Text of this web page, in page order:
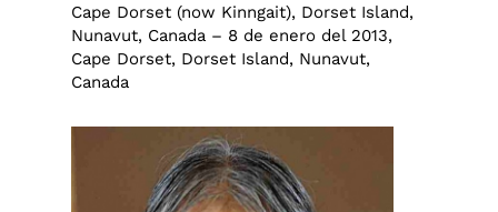
Cape Dorset (now Kinngait), Dorset Island,
Nunavut, Canada – 8 de enero del 2013,
Cape Dorset, Dorset Island, Nunavut,
Canada